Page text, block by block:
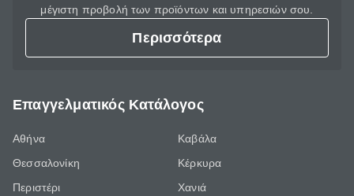
μέγιστη προβολή των προϊόντων και υπηρεσιών σου.
Περισσότερα
Επαγγελματικός Κατάλογος
Αθήνα
Θεσσαλονίκη
Περιστέρι
Καβάλα
Κέρκυρα
Χανιά